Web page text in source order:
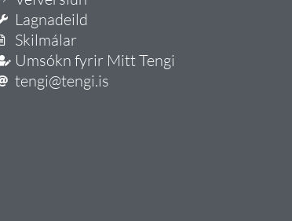
Lagnadeild
Skilmálar
Umsókn fyrir Mitt Tengi
tengi@tengi.is